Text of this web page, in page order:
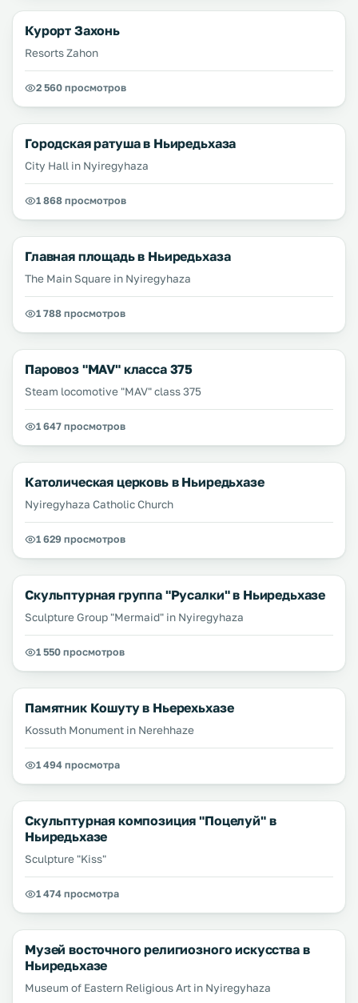
Курорт Захонь
Resorts Zahon
2 560 просмотров
Городская ратуша в Ньиредьхаза
City Hall in Nyiregyhaza
1 868 просмотров
Главная площадь в Ньиредьхаза
The Main Square in Nyiregyhaza
1 788 просмотров
Паровоз "MAV" класса 375
Steam locomotive "MAV" class 375
1 647 просмотров
Католическая церковь в Ньиредьхазе
Nyiregyhaza Catholic Church
1 629 просмотров
Скульптурная группа "Русалки" в Ньиредьхазе
Sculpture Group "Mermaid" in Nyiregyhaza
1 550 просмотров
Памятник Кошуту в Ньерехьхазе
Kossuth Monument in Nerehhaze
1 494 просмотра
Скульптурная композиция "Поцелуй" в
Ньиредьхазе
Sculpture "Kiss"
1 474 просмотра
Музей восточного религиозного искусства в
Ньиредьхазе
Museum of Eastern Religious Art in Nyiregyhaza